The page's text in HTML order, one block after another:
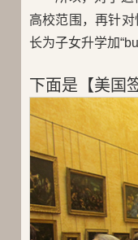
高校范围，再针
长为子女升学加
下面是【美国